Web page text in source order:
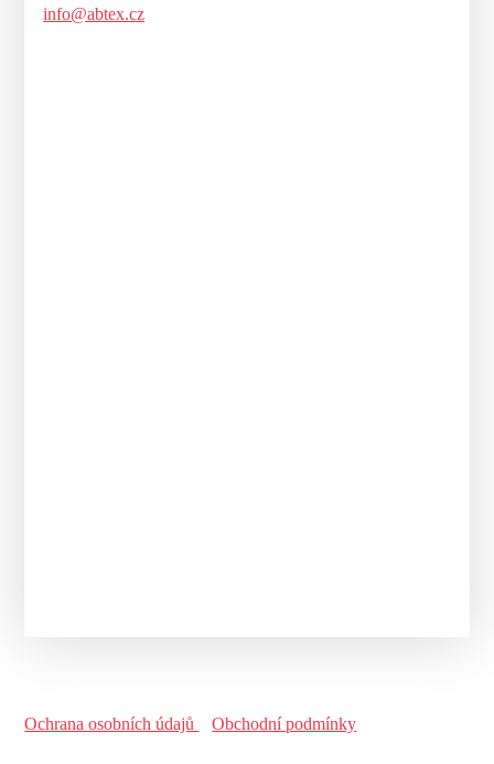
info@abtex.cz
Ochrana osobních údajů Obchodní podmínky